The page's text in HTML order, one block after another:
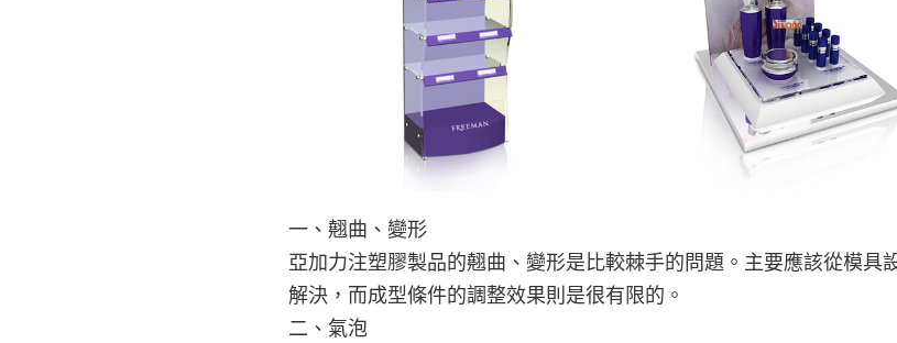
一、翹曲、變形
亞加力注塑膠製品的翹曲、變形是比較棘手的問題。主要應該從模具
解決，而成型條件的調整效果則是很有限的。
二、氣泡